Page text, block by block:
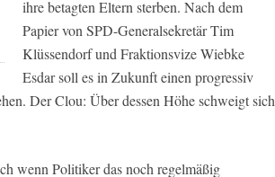
ihre betagten Eltern sterben. Nach dem
Papier von SPD-Generalsekretär Tim
Klüssendorf und Fraktionsvize Wiebke
Esdar soll es in Zukunft einen progressiv
Der Clou: Über dessen Höhe schweigt sich
wenn Politiker das noch regelmäßig